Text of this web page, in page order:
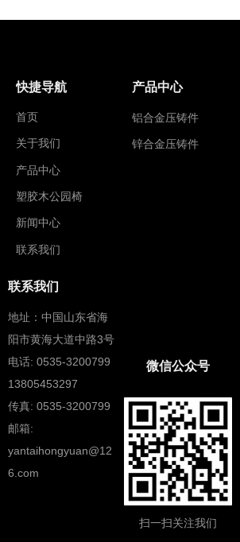
扫一扫关注我们
微信公众号
快捷导航
首页
关于我们
产品中心
塑胶木公园椅
新闻中心
联系我们
产品中心
铝合金压铸件
锌合金压铸件
联系我们
地址：中国山东省海
阳市黄海大道中路3号
电话: 0535-3200799
13805453297
传真: 0535-3200799
邮箱:
yantaihongyuan@12
6.com